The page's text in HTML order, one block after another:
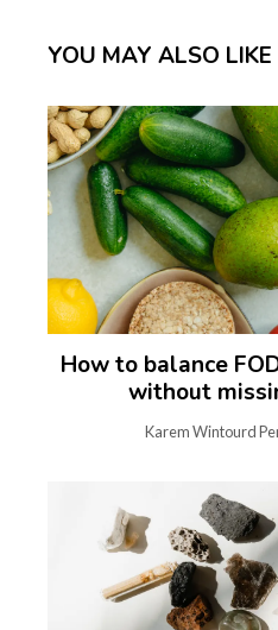
YOU MAY ALSO LIKE
How to balance
without
Karem Wintourd